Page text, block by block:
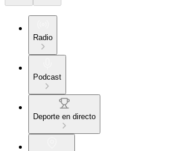
Radio
Podcast
Deporte en directo